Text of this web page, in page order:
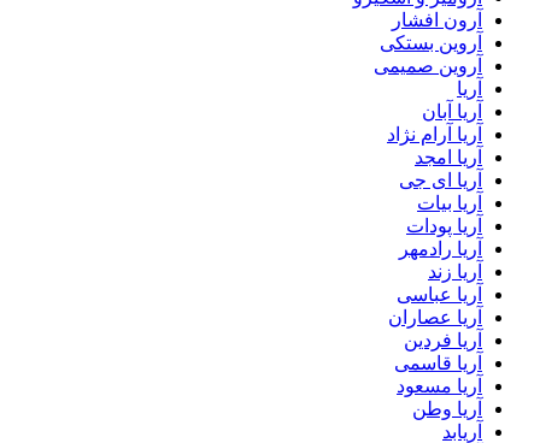
آرون افشار
آروین بستکی
آروین صمیمی
آریا
آریا آبان
آریا آرام نژاد
آریا امجد
آریا ای جی
آریا بیات
آریا پودات
آریا رادمهر
آریا زند
آریا عباسی
آریا عصاران
آریا فردین
آریا قاسمی
آریا مسعود
آریا وطن
آریابد